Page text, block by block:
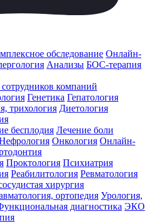
обследование Онлайн-
Анализы БОС-терапия
компаний
Генетика Гепатология
трихология Диетология
бесплодия Лечение боли
Онкология Онлайн-
Проктология Психиатрия
Реабилитология Ревматология
хирургия
ортопедия Урология,
диагностика ЭКО